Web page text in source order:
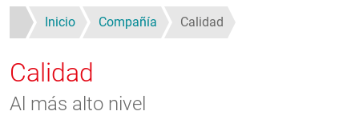
Inicio Compañía Calidad
Calidad
Al más alto nivel